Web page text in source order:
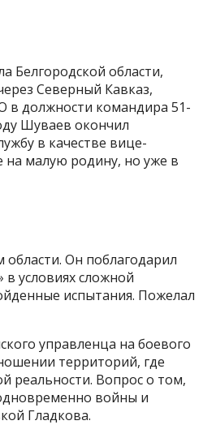
Белгородской области,
Северный Кавказ,
в должности командира 51-
Шуваев окончил
в качестве вице-
на малую родину, но уже в
Он поблагодарил
условиях сложной
испытания. Пожелал
управленца на боевого
территорий, где
реальности. Вопрос о том,
войны и
Гладкова.